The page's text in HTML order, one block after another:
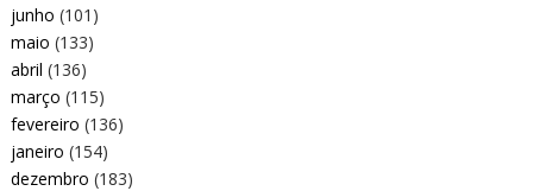
junho (101)
maio (133)
abril (136)
março (115)
fevereiro (136)
janeiro (154)
dezembro (183)